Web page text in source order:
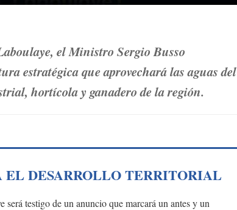
el Ministro Sergio Busso
estratégica que aprovechará las aguas del
hortícola y ganadero de la región.
EL DESARROLLO TERRITORIAL
testigo de un anuncio que marcará un antes y un